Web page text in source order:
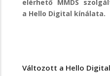
elérhető MMDS
a Hello Digital kínálata.
Változott a Hello